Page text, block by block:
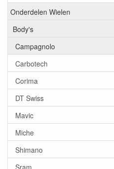
Onderdelen Wielen
Body's
Campagnolo
Carbotech
Corima
DT Swiss
Mavic
Miche
Shimano
Sram